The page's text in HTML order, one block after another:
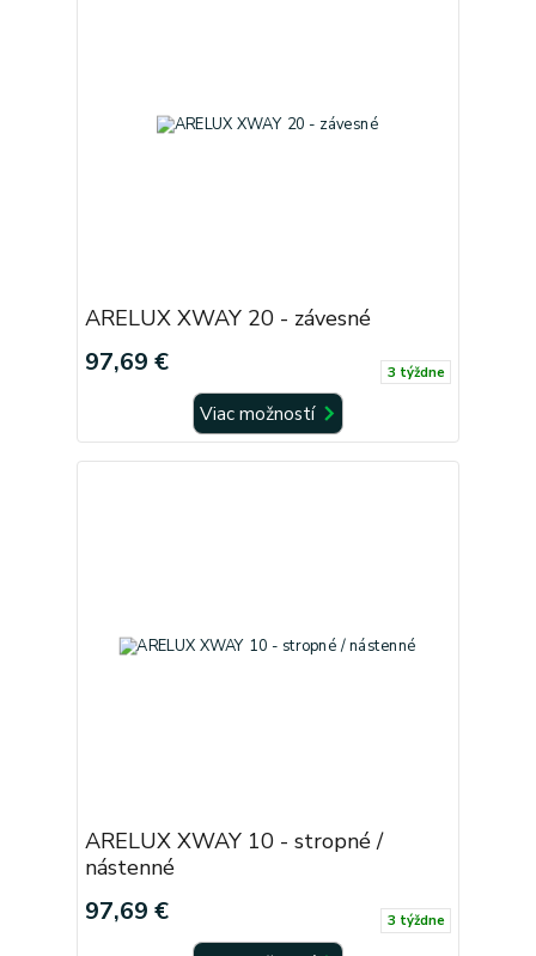
ARELUX XWAY 20 - závesné
97,69 € 3 týždne
Viac možností
ARELUX XWAY 10 - stropné /
nástenné
97,69 € 3 týždne